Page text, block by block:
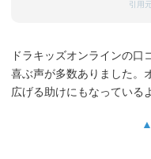
引用
ドラキッズオンラインの口
喜ぶ声が多数ありました。
広げる助けにもなっている